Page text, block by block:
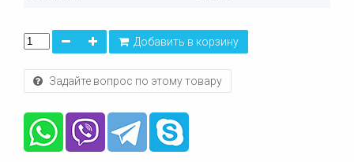
Добавить в корзину
Задайте вопрос по этому товару